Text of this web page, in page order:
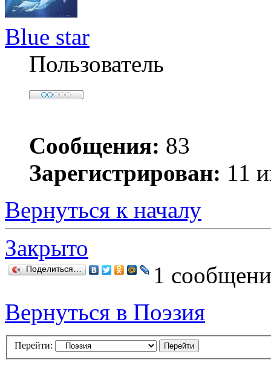
Blue star
Пользователь
Сообщения: 83
Зарегистрирован: 11
Вернуться к началу
Закрыто
Поделиться…
1
Вернуться в Поэзия
Перейти: